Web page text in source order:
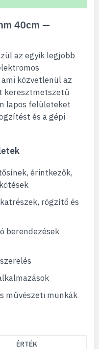
40cm —
az egyik legjobb
ami közvetlenül az
keresztmetszetű
lapos felületeket
és a gépi
érintkezők,
rögzítő és
berendezések
művészeti munkák
ÉRTÉK